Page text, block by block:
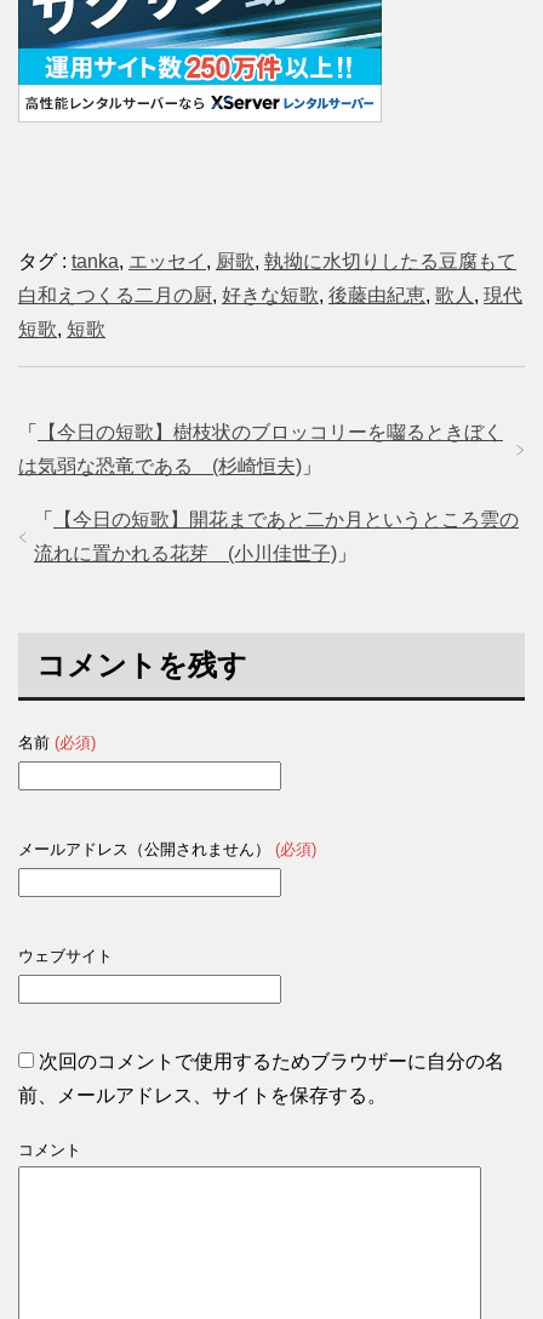
タグ : tanka, エッセイ , 厨歌, 執拗に水切りしたる豆腐もて
白和えつくる二月の厨, 好きな短歌, 後藤由紀恵, 歌人 , 現代
短歌, 短歌
「
【今日の短歌】樹枝状のブロッコリーを囓るときぼく
は気弱な恐竜である (杉崎恒夫) 」
「
【今日の短歌】開花まであと二か月というところ雲の
流れに置かれる花芽 (小川佳世子) 」
コメントを残す
名前 (必須)
メールアドレス（公開されません） (必須)
ウェブサイト
次回のコメントで使用するためブラウザーに自分の名
前、メールアドレス、サイトを保存する。
コメント